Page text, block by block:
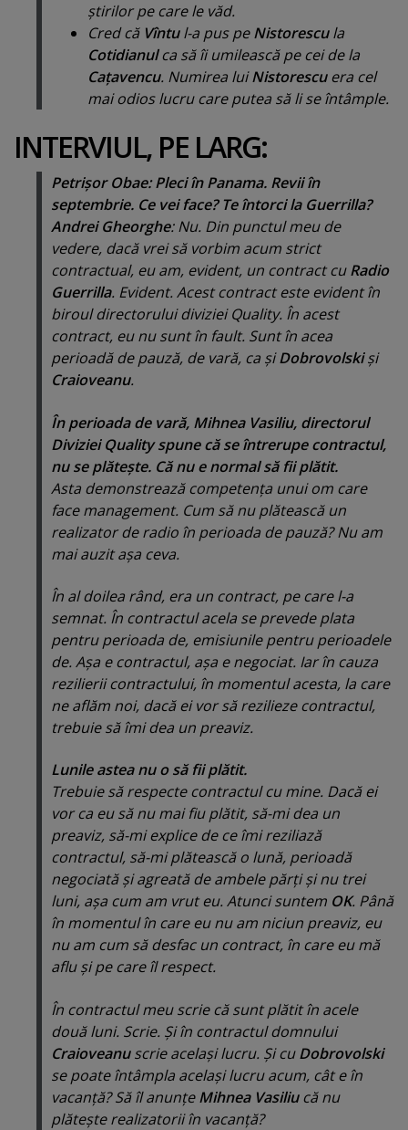
ştirilor pe care le văd.
Cred că Vîntul-a pus peNistorescula
Cotidianulca să îi umilească pe cei de la
Caţavencu. Numirea luiNistorescuera cel
mai odios lucru care putea să li se întâmple.
INTERVIUL, PE LARG:
Petrişor Obae: Pleci în Panama. Revii în
septembrie. Ce vei face? Te întorci la Guerrilla?
Andrei Gheorghe: Nu. Din punctul meu de
vedere, dacă vrei să vorbim acum strict
contractual, eu am, evident, un contract cuRadio
Guerrilla. Evident. Acest contract este evident în
biroul directorului divizieiQuality. În acest
contract, eu nu sunt în fault. Sunt în acea
perioadă de pauză, de vară, ca şiDobrovolskişi
Craioveanu.
În perioada de vară, Mihnea Vasiliu, directorul
Diviziei Quality spune că se întrerupe contractul,
nu se plăteşte. Că nu e normal să fii plătit.
Asta demonstrează competenţa unui om care
face management. Cum să nu plătească un
realizator de radio în perioada de pauză? Nu am
mai auzit aşa ceva.
În al doilea rând, era un contract, pe care l-a
semnat. În contractul acela se prevede plata
pentru perioada de, emisiunile pentru perioadele
de. Aşa e contractul, aşa e negociat. Iar în cauza
rezilierii contractului, în momentul acesta, la care
ne aflăm noi, dacă ei vor să rezilieze contractul,
trebuie să îmi dea un preaviz.
Lunile astea nu o să fii plătit.
Trebuie să respecte contractul cu mine. Dacă ei
vor ca eu să nu mai fiu plătit, să-mi dea un
preaviz, să-mi explice de ce îmi reziliază
contractul, să-mi plătească o lună, perioadă
negociată şi agreată de ambele părţi şi nu trei
luni, aşa cum am vrut eu. Atunci suntem OK. Până
în momentul în care eu nu am niciun preaviz, eu
nu am cum să desfac un contract, în care eu mă
aflu şi pe care îl respect.
În contractul meu scrie că sunt plătit în acele
două luni. Scrie. Şi în contractul domnului
Craioveanuscrie acelaşi lucru. Şi cuDobrovolski
se poate întâmpla acelaşi lucru acum, cât e în
vacanţă? Să îl anunţeMihnea Vasiliucă nu
plăteşte realizatorii în vacanţă?